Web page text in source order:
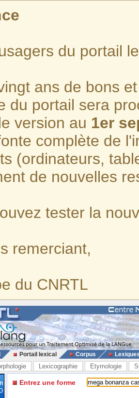
du portail
ans de bons
du portail sera
version au 1er
complète de
(ordinateurs,
de nouvelles
tester la
remerciant,
du CNRTL
Portail lexical Corpus
Lexicographie Etymologie
Entrez une forme